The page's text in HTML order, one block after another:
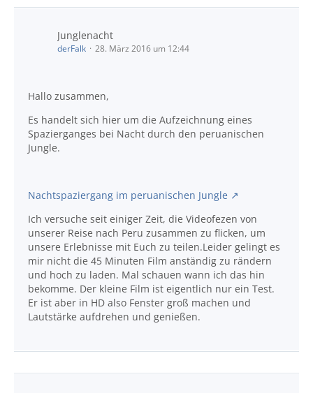
Junglenacht
derFalk 28. März 2016 um 12:44
Hallo zusammen,
Es handelt sich hier um die Aufzeichnung eines
Spazierganges bei Nacht durch den peruanischen
Jungle.
Nachtspaziergang im peruanischen Jungle
Ich versuche seit einiger Zeit, die Videofezen von
unserer Reise nach Peru zusammen zu flicken, um
unsere Erlebnisse mit Euch zu teilen.Leider gelingt es
mir nicht die 45 Minuten Film anständig zu rändern
und hoch zu laden. Mal schauen wann ich das hin
bekomme. Der kleine Film ist eigentlich nur ein Test.
Er ist aber in HD also Fenster groß machen und
Lautstärke aufdrehen und genießen.